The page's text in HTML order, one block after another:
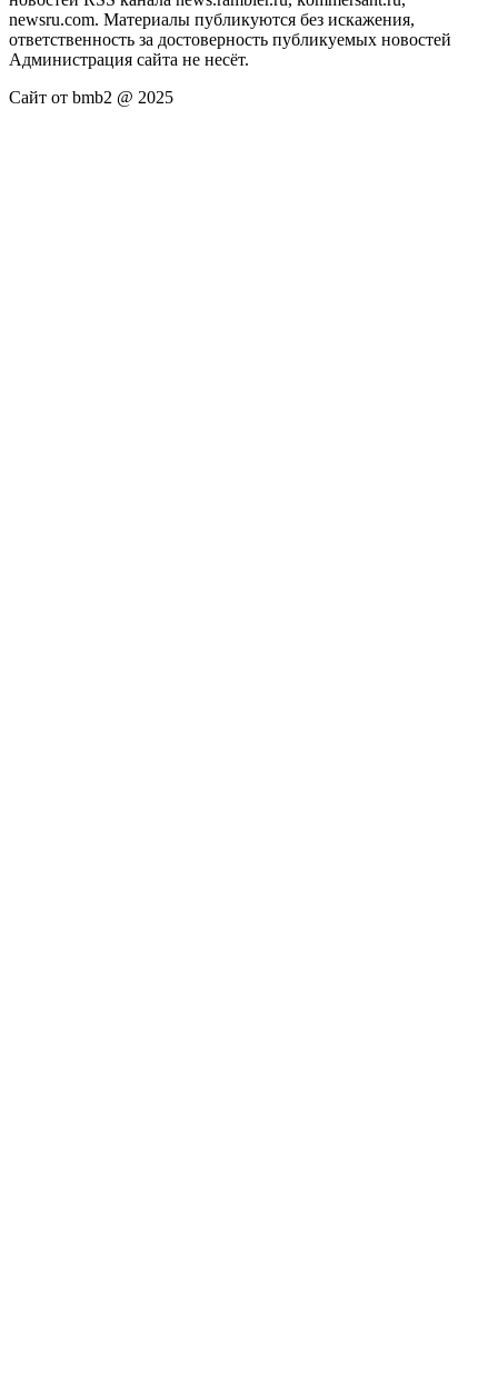
newsru.com. Материалы публикуются без искажения,
ответственность за достоверность публикуемых новостей
Администрация сайта не несёт.
Сайт от bmb2 @ 2025